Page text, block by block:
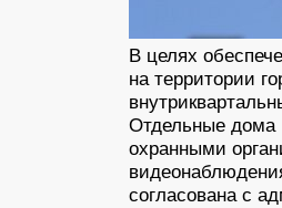
В целях
на территории
Отдельные дома
охранными
согласована с